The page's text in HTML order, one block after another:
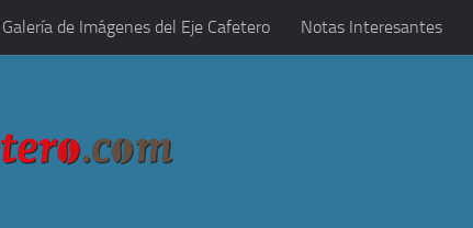
Galería de Imágenes del Eje Cafetero Notas Interesantes